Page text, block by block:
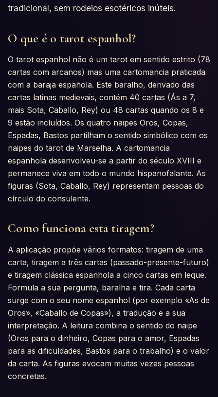
tradicional, sem rodeios esotéricos inúteis.
O que é o tarot espanhol?
O tarot espanhol não é um tarot em sentido estrito (78
cartas com arcanos) mas uma cartomancia praticada
com a baraja española. Este baralho, derivado das
cartas latinas medievais, contém 40 cartas (Ás a 7,
mais Sota, Caballo, Rey) ou 48 cartas quando os 8 e
9 estão incluídos. Os quatro naipes Oros, Copas,
Espadas, Bastos partilham o sentido simbólico com os
naipes do tarot de Marselha. A cartomancia
espanhola desenvolveu-se a partir do século XVIII e
permanece viva em todo o mundo hispanofalante. As
figuras (Sota, Caballo, Rey) representam pessoas do
círculo do consulente.
Como funciona esta tiragem?
A aplicação propõe vários formatos: tiragem de uma
carta, tiragem a três cartas (passado-presente-futuro)
e tiragem clássica espanhola a cinco cartas em leque.
Formula a sua pergunta, baralha e tira. Cada carta
surge com o seu nome espanhol (por exemplo «As de
Oros», «Caballo de Copas»), a tradução e a sua
interpretação. A leitura combina o sentido do naipe
(Oros para o dinheiro, Copas para o amor, Espadas
para as dificuldades, Bastos para o trabalho) e o valor
da carta. As figuras evocam muitas vezes pessoas
concretas.